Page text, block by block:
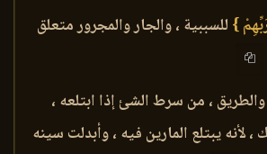
} للسببية ، والجار والمجرور متعلق
والطريق ، من سرط الشئ إذا ابتلعه ،
لأنه يبتلع المارين فيه ، وأبدلت سينه